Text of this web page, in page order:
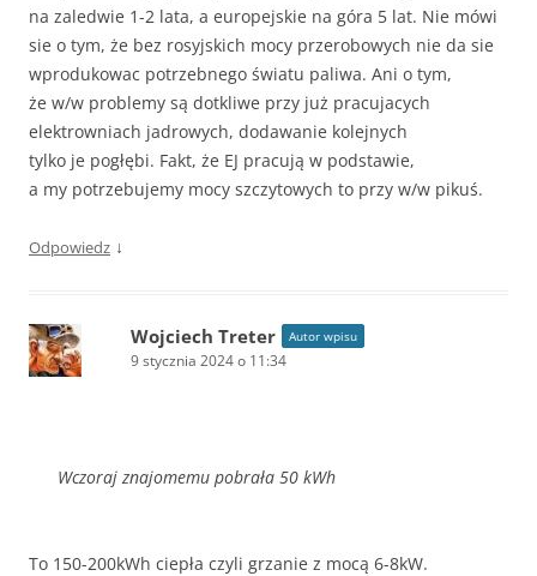
na zaledwie 1-2 lata, a europejskie na góra 5 lat. Nie mówi
sie o tym, że bez rosyjskich mocy przerobowych nie da sie
wprodukowac potrzebnego światu paliwa. Ani o tym,
że w/w problemy są dotkliwe przy już pracujacych
elektrowniach jadrowych, dodawanie kolejnych
tylko je pogłębi. Fakt, że EJ pracują w podstawie,
a my potrzebujemy mocy szczytowych to przy w/w pikuś.
Odpowiedz ↓
Wojciech Treter Autor wpisu
9 stycznia 2024 o 11:34
Wczoraj znajomemu pobrała 50 kWh
To 150-200kWh ciepła czyli grzanie z mocą 6-8kW.